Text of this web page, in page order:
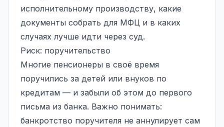
исполнительному производству, какие
документы собрать для МФЦ и в каких
случаях лучше идти через суд.
Риск: поручительство
Многие пенсионеры в своё время
поручились за детей или внуков по
кредитам — и забыли об этом до первого
письма из банка. Важно понимать:
банкротство поручителя не аннулирует сам